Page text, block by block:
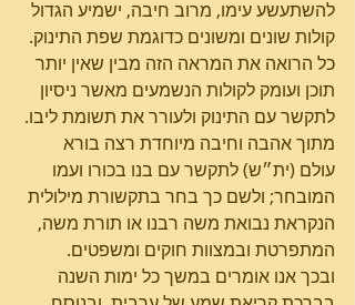
להשתעשע עימו, מרוב חיבה, ישמיע הגדול
קולות שונים ומשונים כדוגמת שפת התינוק.
כל הרואה את המראה הזה מבין שאין יותר
תוכן ועומק לקולות הנשמעים מאשר ניסיון
לתקשר עם התינוק ולעורר את תשומת ליבו.
מתוך אהבה וחיבה מיוחדת רצה בורא
עולם (ית״ש) לתקשר עם בנו בכורו ועמו
המובחר; ולשם כך בחר בתקשורת מילולית
הנקראת נבואת משה רבנו או תורת משה,
המתפרטת ובמצוות חוקים ומשפטים.
ובכך אנו אומרים במשך כל ימות השנה